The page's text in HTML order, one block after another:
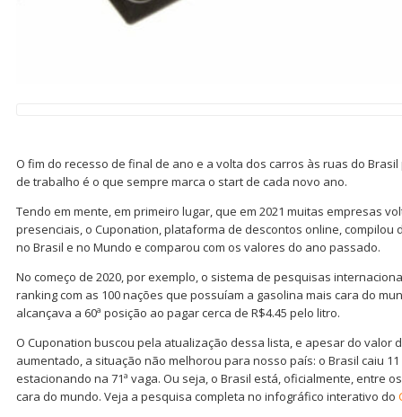
O fim do recesso de final de ano e a volta dos carros às ruas do
de trabalho é o que sempre marca o start de cada novo ano.
Tendo em mente, em primeiro lugar, que em 2021 muitas empresas
presenciais, o Cuponation, plataforma de descontos online, compilou
no Brasil e no Mundo e comparou com os valores do ano passado.
No começo de 2020, por exemplo, o sistema de pesquisas
ranking com as 100 nações que possuíam a gasolina mais cara do
alcançava a 60ª posição ao pagar cerca de R$4.45 pelo litro.
O Cuponation buscou pela atualização dessa lista, e apesar do valor
aumentado, a situação não melhorou para nosso país: o Brasil caiu
estacionando na 71ª vaga. Ou seja, o Brasil está, oficialmente, entre
cara do mundo. Veja a pesquisa completa no infográfico interativo do